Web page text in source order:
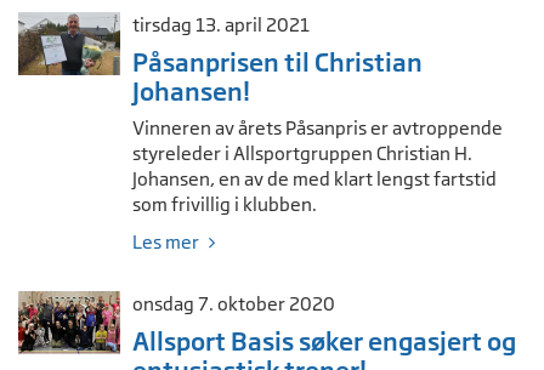
tirsdag 13. april 2021
Påsanprisen til Christian
Johansen!
Vinneren av årets Påsanpris er avtroppende
styreleder i Allsportgruppen Christian H.
Johansen, en av de med klart lengst fartstid
som frivillig i klubben.
Les mer
onsdag 7. oktober 2020
Allsport Basis søker engasjert og